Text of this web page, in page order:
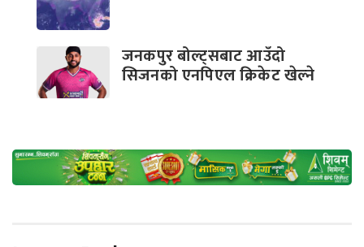
जनकपुर बोल्ट्सबाट आउँदो
सिजनको एनपिएल क्रिकेट खेल्ने